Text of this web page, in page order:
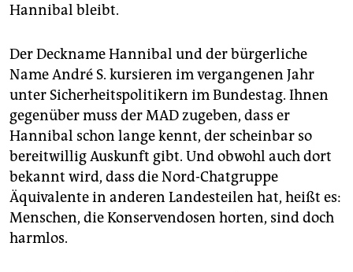
Hannibal bleibt.
Der Deckname Hannibal und der bürgerliche
Name André S. kursieren im vergangenen Jahr
unter Sicherheitspolitikern im Bundestag. Ihnen
gegenüber muss der MAD zugeben, dass er
Hannibal schon lange kennt, der scheinbar so
bereitwillig Auskunft gibt. Und obwohl auch dort
bekannt wird, dass die Nord-Chatgruppe
Äquivalente in anderen Landesteilen hat, heißt es:
Menschen, die Konservendosen horten, sind doch
harmlos.